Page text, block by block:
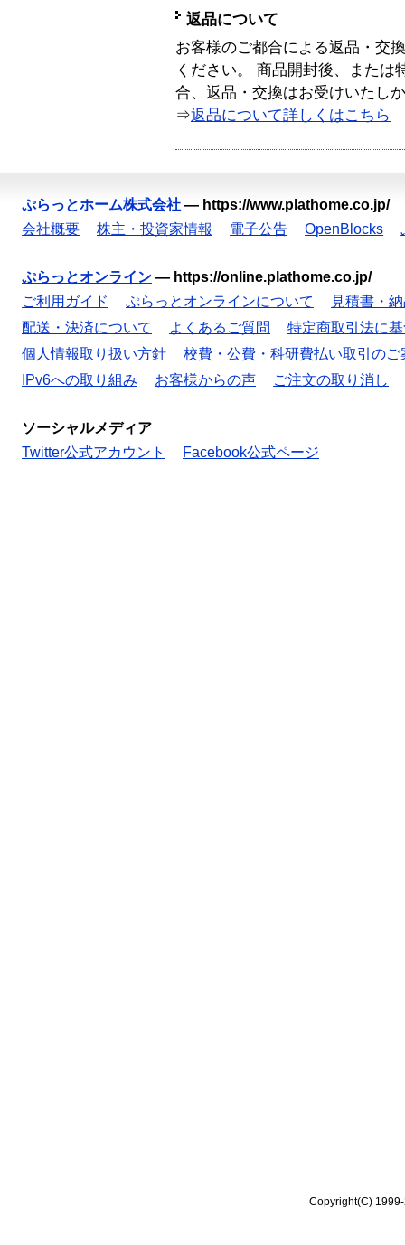
返品について
お客様のご都合による返品・交
ください。 商品開封後、または
合、返品・交換はお受けいたし
⇒返品について詳しくはこちら
ぷらっとホーム株式会社 — https://www.plathome.co.jp/
会社概要
株主・投資家情報 電子公告 OpenBlocks
ぷらっとオンライン — https://online.plathome.co.jp/
ご利用ガイド
ぷらっとオンラインについて
見積書・
配送・決済について
よくあるご質問
特定商取引法に
個人情報取り扱い方針
校費・公費・科研費払い取引のご
IPv6への取り組み
お客様からの声 ご注文の取り消し
ソーシャルメディア
Twitter公式アカウント
Facebook公式ページ
Copyright(C)